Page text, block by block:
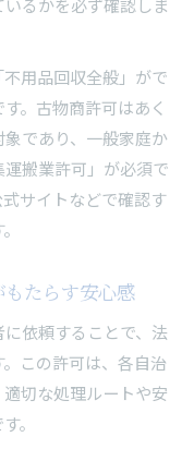
るかを必ず確認しま
用品回収全般」がで
。古物商許可はあく
であり、一般家庭か
搬業許可」が必須で
サイトなどで確認す
たらす安心感
依頼することで、法
この許可は、各自治
切な処理ルートや安
。